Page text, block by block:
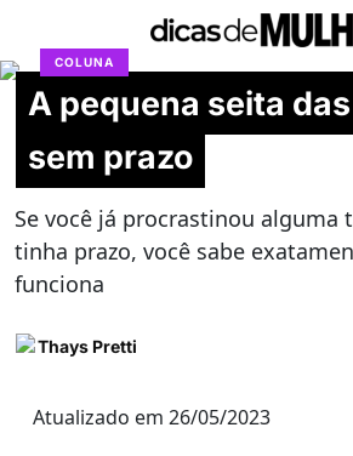
COLUNA
A pequena seita
sem prazo
Se você já procrastinou alguma
tinha prazo, você sabe
funciona
Thays Pretti
Atualizado em 26/05/2023